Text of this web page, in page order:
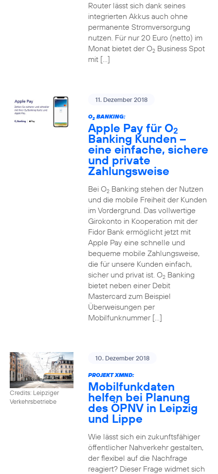
Router lässt sich dank seines
integrierten Akkus auch ohne
permanente Stromversorgung
nutzen. Für nur 20 Euro (netto) im
Monat bietet der O2Business Spot
mit […]
11. Dezember 2018
O2BANKING:
Apple Pay für O2
Banking Kunden –
eine einfache, sichere
und private
Zahlungsweise
Bei O2Banking stehen der Nutzen
und die mobile Freiheit der Kunden
im Vordergrund. Das vollwertige
Girokonto in Kooperation mit der
Fidor Bank ermöglicht jetzt mit
Apple Pay eine schnelle und
bequeme mobile Zahlungsweise,
die für unsere Kunden einfach,
sicher und privat ist. O2Banking
bietet neben einer Debit
Mastercard zum Beispiel
Überweisungen per
Mobilfunknummer […]
Credits: Leipziger
Verkehrsbetriebe
10. Dezember 2018
PROJEKT XMND:
Mobilfunkdaten
helfen bei Planung
des ÖPNV in Leipzig
und Lippe
Wie lässt sich ein zukunftsfähiger
öffentlicher Nahverkehr gestalten,
der flexibel auf die Nachfrage
reagiert? Dieser Frage widmet sich